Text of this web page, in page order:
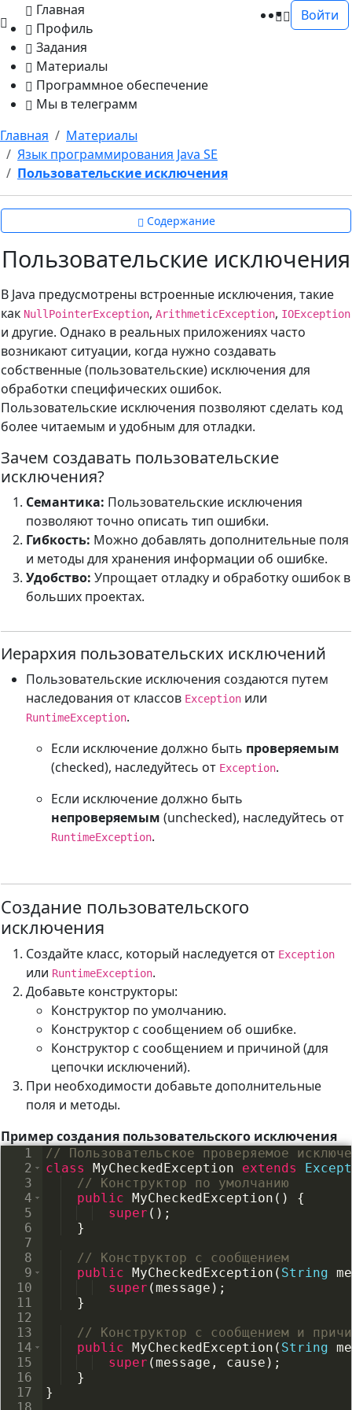
Войти
Главная
Профиль
Задания
Материалы
Программное обеспечение
Мы в телеграмм
Главная
Материалы
Язык программирования Java SE
Пользовательские исключения
Содержание
Пользовательские исключения
В Java предусмотрены встроенные исключения, такие
как NullPointerException, ArithmeticException, IOException
и другие. Однако в реальных приложениях часто
возникают ситуации, когда нужно создавать
собственные (пользовательские) исключения для
обработки специфических ошибок.
Пользовательские исключения позволяют сделать код
более читаемым и удобным для отладки.
Зачем создавать пользовательские
исключения?
Семантика: Пользовательские исключения
позволяют точно описать тип ошибки.
Гибкость: Можно добавлять дополнительные поля
и методы для хранения информации об ошибке.
Удобство: Упрощает отладку и обработку ошибок в
больших проектах.
Иерархия пользовательских исключений
Пользовательские исключения создаются путем
наследования от классов Exception или
RuntimeException.
Если исключение должно быть проверяемым
(checked), наследуйтесь от Exception.
Если исключение должно быть
непроверяемым (unchecked), наследуйтесь от
RuntimeException.
Создание пользовательского
исключения
Создайте класс, который наследуется от Exception
или RuntimeException.
Добавьте конструкторы:
Конструктор по умолчанию.
Конструктор с сообщением об ошибке.
Конструктор с сообщением и причиной (для
цепочки исключений).
При необходимости добавьте дополнительные
поля и методы.
Пример создания пользовательского исключения
1
2
3
4
5
6
7
8
9
10
11
12
13
14
15
16
17
// Пользовательское проверяемое
class
MyCheckedException extends
// Конструктор по умолчанию
public MyCheckedException ( )
{
super ( ) ;
}
// Конструктор с сообщением
public MyCheckedException ( String
super (message ) ;
}
// Конструктор с сообщением и
public MyCheckedException ( String
super (message , cause ) ;
}
}